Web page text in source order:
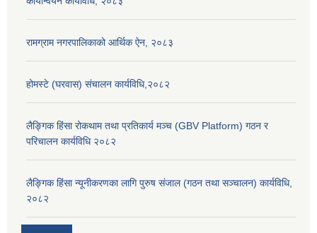
रामग्राम नगरपालिकाको आर्थिक ऐन, २०८३
होमस्टे (घरवास) संचालन कार्यविधि,२०८२
लैङ्गिक हिंसा रोकथाम तथा प्रतिकार्य मञ्च (GBV Platform) गठन र
परिचालन कार्यविधि २०८२
लैङ्गिक हिंसा न्यूनीकरणका लागि पुरुष संजाल (गठन तथा सञ्चालन) कार्यविधि,
२०८२